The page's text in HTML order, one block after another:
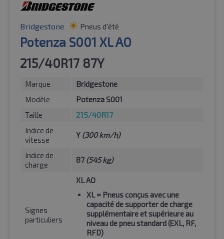
Bridgestone Pneus d'été
Potenza S001 XL AO
215/40R17 87Y
Marque
Bridgestone
Modèle
Potenza S001
Taille
215/40R17
Indice de
vitesse
Y (300 km/h)
Indice de
charge
87 (545 kg)
Signes
particuliers
XL AO
XL= Pneus conçus avec une
capacité de supporter de charge
supplémentaire et supérieure au
niveau de pneu standard (EXL, RF,
RFD)